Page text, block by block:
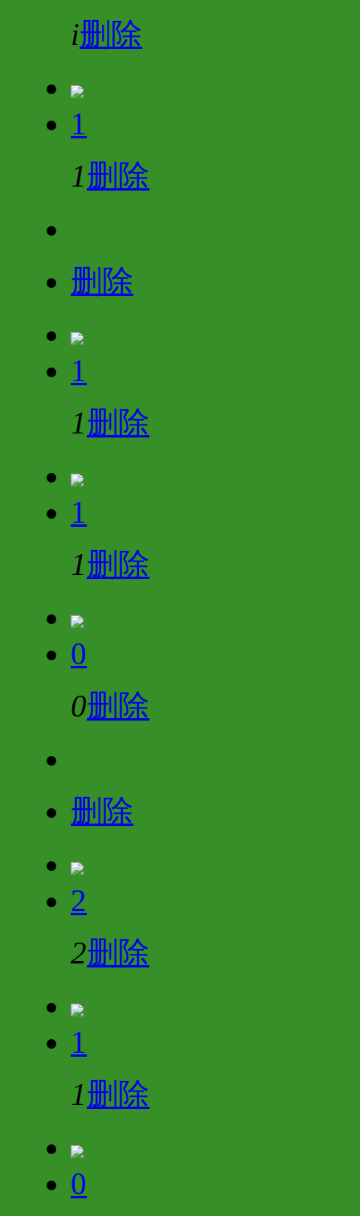
i删除
1
1删除
删除
1
1删除
1
1删除
0
0删除
删除
2
2删除
1
1删除
0